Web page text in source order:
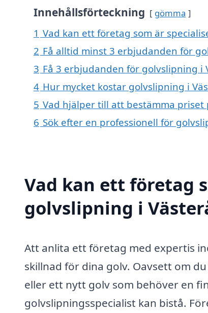
Innehållsförteckning gömma
1 Vad kan ett företag som är
2 Få alltid minst 3 erbjudanden för
3 Få 3 erbjudanden för golvslipning i
4 Hur mycket kostar golvslipning i
5 Vad hjälper till att bestämma priset
6 Sök efter en professionell för
Vad kan ett företag
golvslipning i
Att anlita ett företag med expertis
skillnad för dina golv. Oavsett om
eller ett nytt golv som behöver en
golvslipningsspecialist kan bistå.